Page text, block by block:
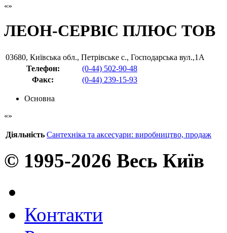
ЛЕОН-СЕРВІС ПЛЮС ТОВ
03680, Київська обл., Петрівське с., Господарська вул.,1А
Телефон:
(0-44) 502-90-48
Факс: (0-44) 239-15-93
Основна
Діяльність Сантехніка та аксесуари: виробництво, продаж
© 1995-2026 Весь Київ
Контакти